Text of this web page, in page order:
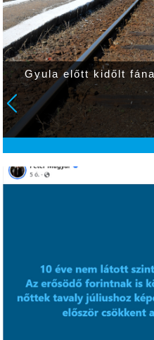
Gyula előtt kidőlt